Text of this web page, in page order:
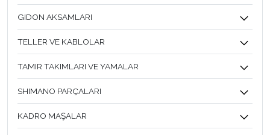
GIDON AKSAMLARI
TELLER VE KABLOLAR
TAMIR TAKIMLARI VE YAMALAR
SHIMANO PARÇALARI
KADRO MAŞALAR